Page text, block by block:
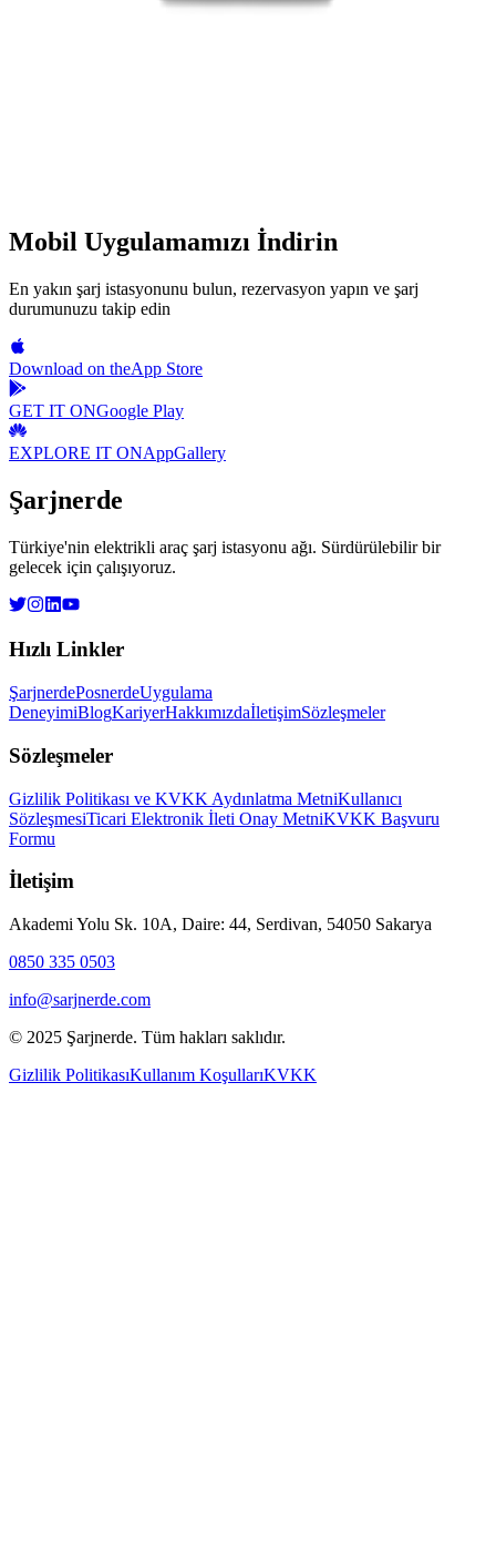
Mobil Uygulamamızı İndirin
En yakın şarj istasyonunu bulun, rezervasyon yapın ve şarj
durumunuzu takip edin
Download on theApp Store
GET IT ONGoogle Play
EXPLORE IT ONAppGallery
Şarjnerde
Türkiye'nin elektrikli araç şarj istasyonu ağı. Sürdürülebilir bir
gelecek için çalışıyoruz.
Hızlı Linkler
ŞarjnerdePosnerdeUygulama
DeneyimiBlogKariyerHakkımızdaİletişimSözleşmeler
Sözleşmeler
Gizlilik Politikası ve KVKK Aydınlatma MetniKullanıcı
SözleşmesiTicari Elektronik İleti Onay MetniKVKK Başvuru
Formu
İletişim
Akademi Yolu Sk. 10A, Daire: 44, Serdivan, 54050 Sakarya
0850 335 0503
info@sarjnerde.com
© 2025 Şarjnerde. Tüm hakları saklıdır.
Gizlilik PolitikasıKullanım KoşullarıKVKK